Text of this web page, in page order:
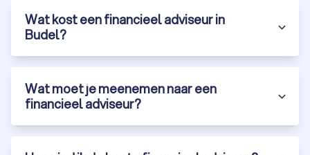
Erf- en schenkingsadvies in Budel
De regelgeving rondom het schenken en nalaten van geld is
overblijft voor nabestaanden. Een financieel adviseur in Budel
helpt bij fiscaal voordelige oplossingen zoals vrijstellingen,
schenkingsaktes vastleggen. Zo houd je controle over jouw
nalatenschap.
Wat kost een financieel adviseur in
Budel?
Wat moet je meenemen naar een
financieel adviseur?